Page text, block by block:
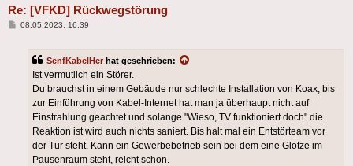
Re: [VFKD] Rückwegstörung
Beitrag
08.05.2023, 16:39
SenfKabelHer hat geschrieben:
Ist vermutlich ein Störer.
Du brauchst in einem Gebäude nur schlechte Installation von Koax, bis
zur Einführung von Kabel-Internet hat man ja überhaupt nicht auf
Einstrahlung geachtet und solange "Wieso, TV funktioniert doch" die
Reaktion ist wird auch nichts saniert. Bis halt mal ein Entstörteam vor
der Tür steht. Kann ein Gewerbebetrieb sein bei dem eine Glotze im
Pausenraum steht, reicht schon.